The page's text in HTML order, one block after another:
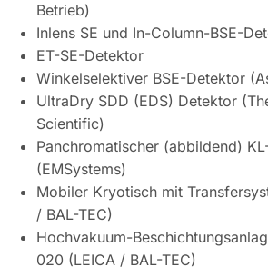
Betrieb)
Inlens SE und In-Column-BSE-
ET-SE-Detektor
Winkelselektiver BSE-Detektor
UltraDry SDD (EDS) Detektor
Scientific)
Panchromatischer (abbildend)
(EMSystems)
Mobiler Kryotisch mit
/ BAL-TEC)
Hochvakuum-
020 (LEICA / BAL-TEC)